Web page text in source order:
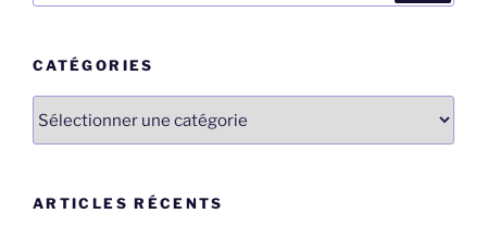
CATÉGORIES
ARTICLES RÉCENTS